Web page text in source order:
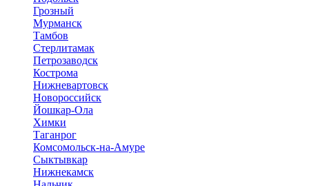
Грозный
Мурманск
Тамбов
Стерлитамак
Петрозаводск
Кострома
Нижневартовск
Новороссийск
Йошкар-Ола
Химки
Таганрог
Комсомольск-на-Амуре
Сыктывкар
Нижнекамск